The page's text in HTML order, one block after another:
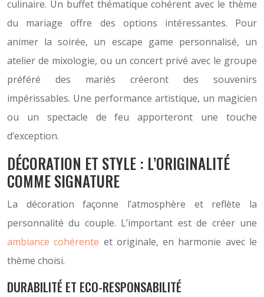
culinaire. Un buffet thématique cohérent avec le thème
du mariage offre des options intéressantes. Pour
animer la soirée, un escape game personnalisé, un
atelier de mixologie, ou un concert privé avec le groupe
préféré des mariés créeront des souvenirs
impérissables. Une performance artistique, un magicien
ou un spectacle de feu apporteront une touche
d’exception.
DÉCORATION ET STYLE : L’ORIGINALITÉ
COMME SIGNATURE
La décoration façonne l’atmosphère et reflète la
personnalité du couple. L’important est de créer une
ambiance cohérente et originale, en harmonie avec le
thème choisi.
DURABILITÉ ET ECO-RESPONSABILITÉ